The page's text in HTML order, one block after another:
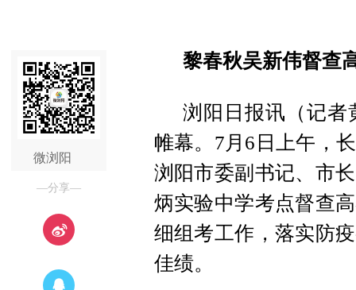
微浏阳
—分享—
黎春秋吴新伟督查
浏阳日报讯（记者
帷幕。7月6日上午，
浏阳市委副书记、市
炳实验中学考点督查
细组考工作，落实防
佳绩。